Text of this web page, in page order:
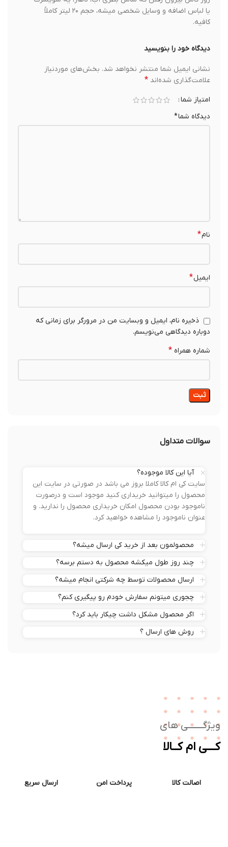
یا لباس اضافه و وسایل شخصی میشه، حجم ۲۰ لیتر کاملاً
کافیه.
دیدگاه خود را بنویسید
نشانی ایمیل شما منتشر نخواهد شد. بخش‌های موردنیاز
علامت‌گذاری شده‌اند*
امتیاز شما
دیدگاه شما*
ایمیل*
ذخیره نام، ایمیل و وبسایت من در مرورگر برای زمانی که
دوباره دیدگاهی می‌نویسم.
شماره همراه*
سوالات متداول
آیا این کالا موجوده؟
سایت کی ام کالا کاملا بروز می باشد در صورتی در سایت این
محصول را میتوانید خریداری کنید موجود است و درصورت
ناموجود بودن محصول امکان خریداری محصول را ندارید. و
عنوان ناموجود را مشاهده خواهید کرد.
محصولمون بعد از خرید کی ارسال میشه؟
چند روز طول میکشه محصول به دستم برسه؟
ارسال محصولات توسط چه شرکتی انجام میشه؟
چجوری میتونم سفارش خودم رو پیگیری کنم؟
اگر محصول مشکل داشت چیکار باید کرد؟
روش های ارسال ؟
های
ام کــالا
اصالت کالا پرداخت امن ارسال سریع